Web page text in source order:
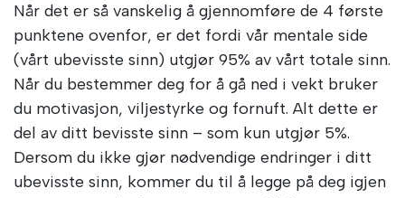
Når det er så vanskelig å gjennomføre de 4 første
punktene ovenfor, er det fordi vår mentale side
(vårt ubevisste sinn) utgjør 95% av vårt totale sinn.
Når du bestemmer deg for å gå ned i vekt bruker
du motivasjon, viljestyrke og fornuft. Alt dette er
del av ditt bevisste sinn – som kun utgjør 5%.
Dersom du ikke gjør nødvendige endringer i ditt
ubevisste sinn, kommer du til å legge på deg igjen